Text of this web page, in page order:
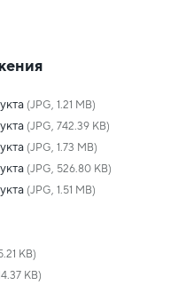
(JPG, 1.21 MB)
(JPG, 742.39 KB)
(JPG, 1.73 MB)
(JPG, 526.80 KB)
(JPG, 1.51 MB)
KB)
KB)